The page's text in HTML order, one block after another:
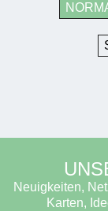
Neuigkeiten,
Karten,